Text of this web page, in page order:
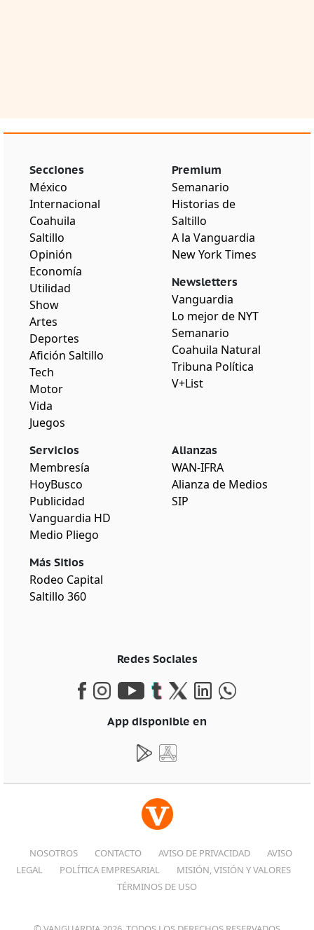
Secciones
México
Internacional
Coahuila
Saltillo
Opinión
Economía
Utilidad
Show
Artes
Deportes
Afición Saltillo
Tech
Motor
Vida
Juegos
Premium
Semanario
Historias de
Saltillo
A la Vanguardia
New York Times
Newsletters
Vanguardia
Lo mejor de NYT
Semanario
Coahuila Natural
Tribuna Política
V+List
Servicios
Membresía
HoyBusco
Publicidad
Vanguardia HD
Medio Pliego
Más Sitios
Rodeo Capital
Saltillo 360
Alianzas
WAN-IFRA
Alianza de Medios
SIP
Redes Sociales
App disponible en
NOSOTROS CONTACTO AVISO DE PRIVACIDAD
AVISO
LEGAL
POLÍTICA EMPRESARIAL
MISIÓN, VISIÓN Y VALORES
TÉRMINOS DE USO